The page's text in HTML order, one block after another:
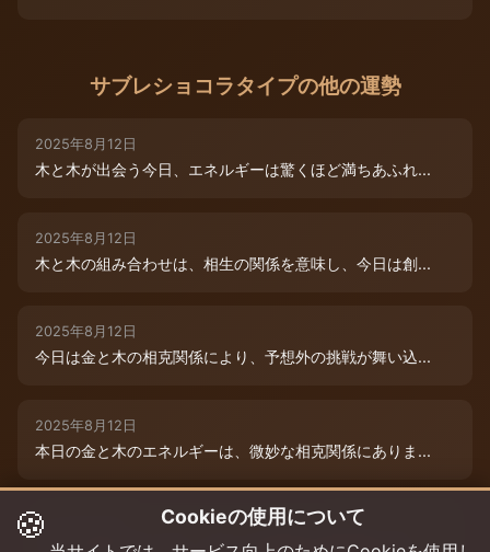
サブレショコラタイプの他の運勢
2025年8月12日
木と木が出会う今日、エネルギーは驚くほど満ちあふれ...
2025年8月12日
木と木の組み合わせは、相生の関係を意味し、今日は創...
2025年8月12日
今日は金と木の相克関係により、予想外の挑戦が舞い込...
2025年8月12日
本日の金と木のエネルギーは、微妙な相克関係にありま...
2025年8月9日
木と木が寄り添う今日、あなたの創造性は最高潮に達し...
🍪 Cookieの使用について